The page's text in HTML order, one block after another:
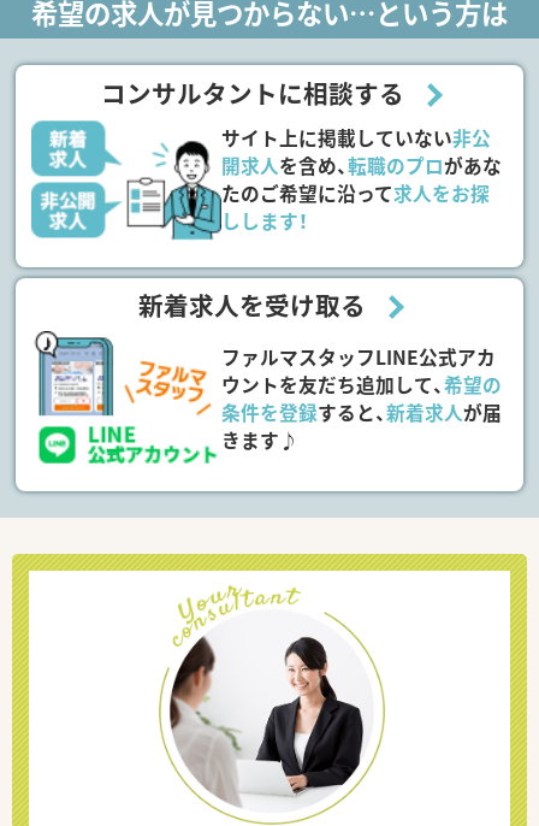
希望の求人が見つからない…という方は
コンサルタントに相談する
サイト上に掲載していない非公
開求人を含め、転職のプロがあな
たのご希望に沿って求人をお探
しします！
新着求人を受け取る
ファルマスタッフLINE公式アカ
ウントを友だち追加して、希望の
条件を登録すると、新着求人が届
きます♪